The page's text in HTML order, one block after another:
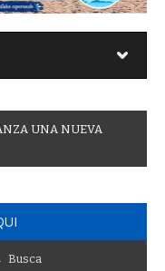
NZA UNA NUEVA
Busca